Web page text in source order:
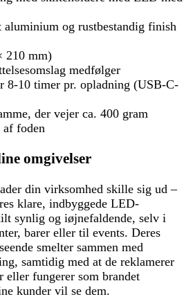
og rustbestandig finish
210 mm)
medfølger
8-10 timer pr. opladning (USB-C-
der vejer ca. 400 gram
af foden
omgivelser
din virksomhed skille sig ud –
klare, indbyggede LED-
synlig og iøjnefaldende, selv i
barer eller til events. Deres
smelter sammen med
samtidig med at de reklamerer
eller fungerer som brandet
kunder vil se dem.